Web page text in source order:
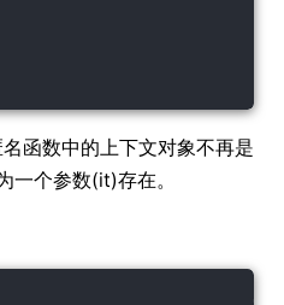
函数中的上下文对象不再是
一个参数(it)存在。